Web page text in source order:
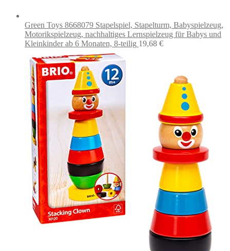
Green Toys 8668079 Stapelspiel, Stapelturm, Babyspielzeug,
Motorikspielzeug, nachhaltiges Lernspielzeug für Babys und
Kleinkinder ab 6 Monaten, 8-teilig 19,68 €